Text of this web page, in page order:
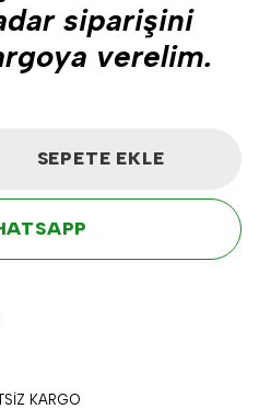
siparişini
verelim.
SEPETE EKLE
KARGO